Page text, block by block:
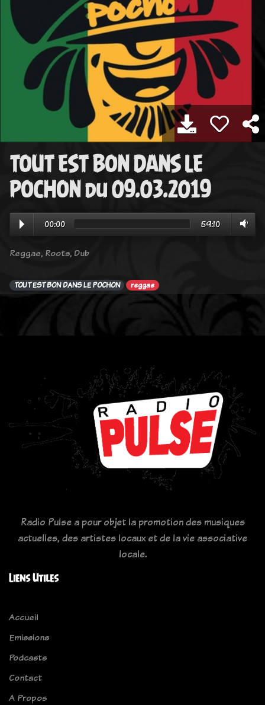
TOUT EST BON DANS LE
POCHON du 09.03.2019
00:00 59:10
Reggae, Roots, Dub
TOUT EST BON DANS LE POCHON reggae
Radio Pulse a pour objet la promotion des musiques
actuelles, des artistes locaux et de la vie associative
locale.
Liens Utiles
Accueil
Emissions
Podcasts
Contact
A Propos